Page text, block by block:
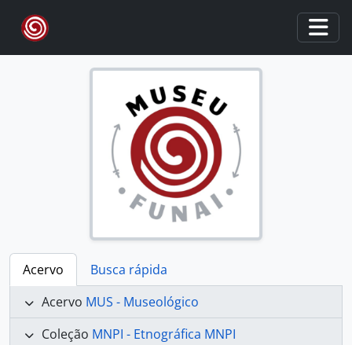
Skip to main content
Acervo
Busca rápida
Acervo MUS - Museológico
Coleção MNPI - Etnográfica MNPI